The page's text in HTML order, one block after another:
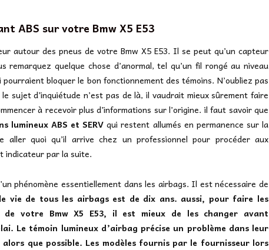
ABS sur votre Bmw X5 E53
autour des pneus de votre Bmw X5 E53. Il se peut qu’un capteur
remarquez quelque chose d’anormal, tel qu’un fil rongé au niveau
bloquer le bon fonctionnement des témoins. N’oubliez pas
sujet d’inquiétude n’est pas de là, il vaudrait mieux sûrement faire
à recevoir plus d’informations sur l’origine. il faut savoir que
lumineux ABS et SERV qui restent allumés en permanence sur la
aller quoi qu’il arrive chez un professionnel pour procéder aux
indicateur par la suite.
phénomène essentiellement dans les airbags. Il est nécessaire de
vie de tous les airbags est de dix ans. aussi, pour faire les
de votre Bmw X5 E53, il est mieux de les changer avant
Le témoin lumineux d’airbag précise un problème dans leur
que possible. Les modèles fournis par le fournisseur lors